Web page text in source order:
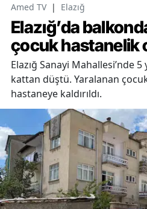
Amed TV | Elazığ
Elazığ’da
çocuk hastanelik
Elazığ Sanayi Mahallesi’nde
kattan düştü. Yaralanan
hastaneye kaldırıldı.